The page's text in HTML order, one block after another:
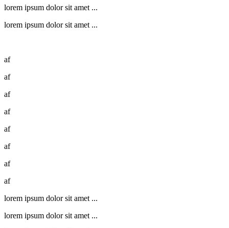
lorem ipsum dolor sit amet ...
lorem ipsum dolor sit amet ...
af
af
af
af
af
af
af
af
lorem ipsum dolor sit amet ...
lorem ipsum dolor sit amet ...